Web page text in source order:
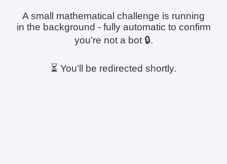
A small mathematical challenge is running
in the background - fully automatic to confirm
you're not a bot 🔒.
⏳ You'll be redirected shortly.